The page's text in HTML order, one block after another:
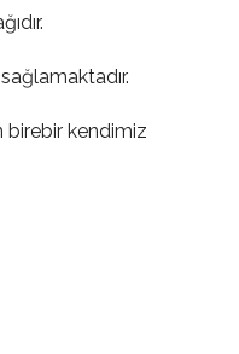
birebir kendimiz